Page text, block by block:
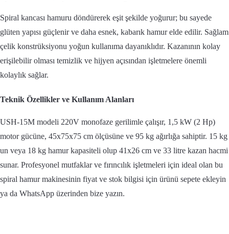
Spiral kancası hamuru döndürerek eşit şekilde yoğurur; bu sayede
glüten yapısı güçlenir ve daha esnek, kabarık hamur elde edilir. Sağlam
çelik konstrüksiyonu yoğun kullanıma dayanıklıdır. Kazanının kolay
erişilebilir olması temizlik ve hijyen açısından işletmelere önemli
kolaylık sağlar.
Teknik Özellikler ve Kullanım Alanları
USH-15M modeli 220V monofaze gerilimle çalışır, 1,5 kW (2 Hp)
motor gücüne, 45x75x75 cm ölçüsüne ve 95 kg ağırlığa sahiptir. 15 kg
un veya 18 kg hamur kapasiteli olup 41x26 cm ve 33 litre kazan hacmi
sunar. Profesyonel mutfaklar ve fırıncılık işletmeleri için ideal olan bu
spiral hamur makinesinin fiyat ve stok bilgisi için ürünü sepete ekleyin
ya da WhatsApp üzerinden bize yazın.